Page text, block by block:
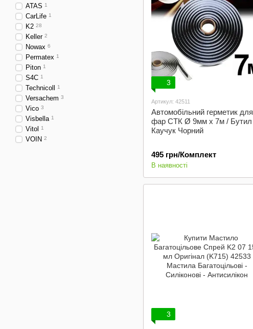
3
Артикул: 42511
Автомобільний герметик для
фар СТК Ø 9мм x 7м / Бутил
Каучук Чорний
495 грн/Комплект
В наявності
3
ATAS 1
CarLife 1
K2 28
Keller 2
Nowax 6
Permatex 1
Piton 1
S4C 1
Technicoll 1
Versachem 3
Vico 3
Visbella 1
Vitol 1
VOIN 2